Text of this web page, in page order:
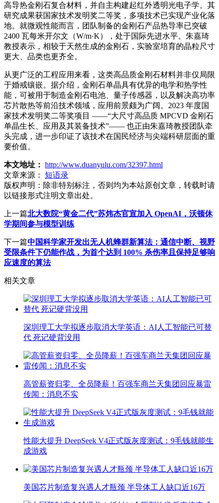
高导热金刚石复合材料，并自主构建起红外透明光电子学。其
研究成果获国家技术发明奖二等奖，多项技术已实现产业化落
地。就微观性能而言，团队制备的金刚石产品热导率已突破
2400 瓦每米开尔文（W/m·K），处于国际先进水平。朱嘉琦
教授表示，相较于天然生成的金刚石，实验室培育的晶粒尺寸
更大、品类也更齐全。
从更广泛的工程应用来看，这类高品质金刚石材料并非仅局限
于婚戒镶嵌。据介绍，金刚石单晶具有优异的电学和热学性
能，可被用于制造金刚石电池、量子传感器，以及解决高功率
芯片散热等前沿技术领域，应用前景颇为广阔。2023 年度国
家技术发明奖二等奖项目 ——“大尺寸高品质 MPCVD 金刚石
单晶生长、应用及其装备技术”—— 也正由朱嘉琦教授团队牵
头完成，进一步印证了该技术在国民经济与尖端科研层面的重
要价值。
本文地址： http://www.duanyulu.com/32397.html
文章来源：
短语录
版权声明： 除非特别标注，否则均为本站原创文章，转载时请
以链接形式注明文章出处。
上一篇北大数院“黄金二代”苏炜杰官宣加入 OpenAI，沃顿休
学期间参与模型训练
下一篇中国科学家开发出无人机蜂群新算法：通信中断、视野
受限条件下仍能作战，为首个达到 100% 杀伤率且保持足够响
应速度的算法
相关文章
深圳理工大学拟逐步取消大学英语：AI人工智能已可替
代 死记硬背没用
高管薪资归零、全员降薪！百强车商兰天集团回应暴雷
传闻：消息不实
性能大提升 DeepSeek V4正式版灰度测试：9毛钱就能生
成游戏
美国芯片制造复兴遇人才瓶颈 半导体工人缺口近16万